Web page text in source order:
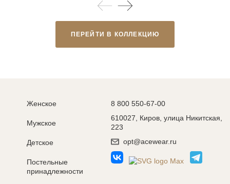
ПЕРЕЙТИ В КОЛЛЕКЦИЮ
Женское
Мужское
Детское
Постельные
принадлежности
8 800 550-67-00
610027, Киров, улица Никитская,
223
opt@acewear.ru